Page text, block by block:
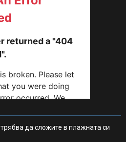
да сложите в плажната си